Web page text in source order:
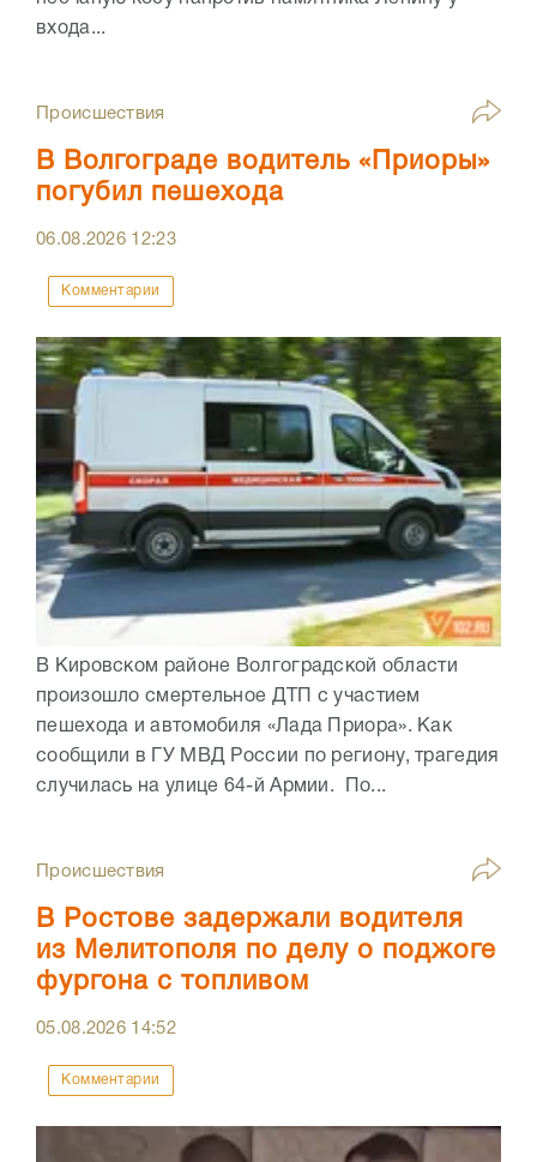
входа...
Происшествия
В Волгограде водитель «Приоры»
погубил пешехода
06.08.2026 12:23
Комментарии
В Кировском районе Волгоградской области
произошло смертельное ДТП с участием
пешехода и автомобиля «Лада Приора». Как
сообщили в ГУ МВД России по региону, трагедия
случилась на улице 64-й Армии. По...
Происшествия
В Ростове задержали водителя
из Мелитополя по делу о поджоге
фургона с топливом
05.08.2026 14:52
Комментарии